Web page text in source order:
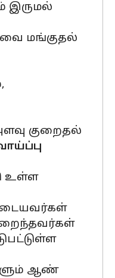
இருமல்
மங்குதல்
குறைதல்
உள்ள
ஆண்